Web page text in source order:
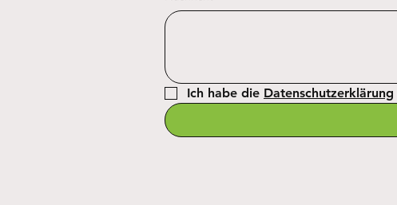
Ich habe die Datenschutzerklärung